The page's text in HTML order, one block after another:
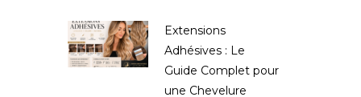
Extensions
Adhésives : Le
Guide Complet pour
une Chevelure